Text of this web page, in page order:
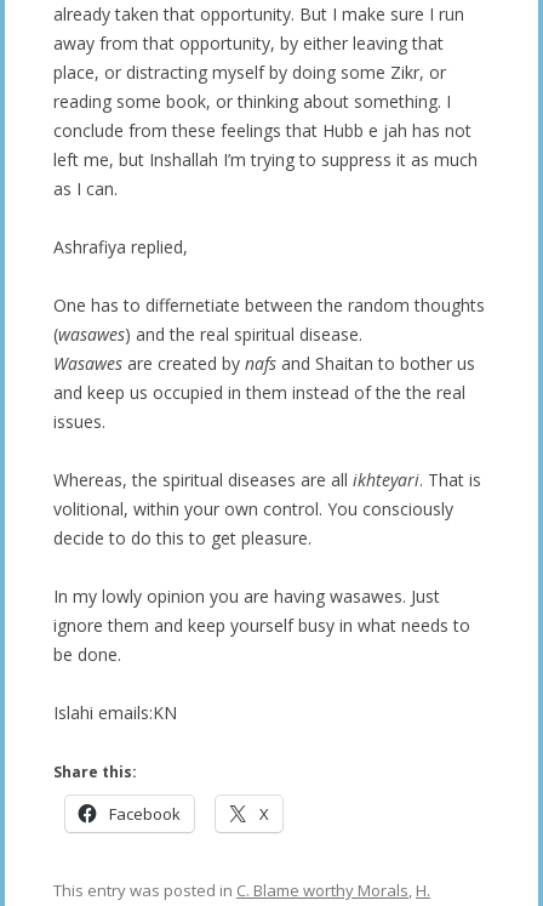
already taken that opportunity. But I make sure I run
away from that opportunity, by either leaving that
place, or distracting myself by doing some Zikr, or
reading some book, or thinking about something. I
conclude from these feelings that Hubb e jah has not
left me, but Inshallah I’m trying to suppress it as much
as I can.
Ashrafiya replied,
One has to differnetiate between the random thoughts
(wasawes) and the real spiritual disease.
Wasawes are created by nafs and Shaitan to bother us
and keep us occupied in them instead of the the real
issues.
Whereas, the spiritual diseases are all ikhteyari. That is
volitional, within your own control. You consciously
decide to do this to get pleasure.
In my lowly opinion you are having wasawes. Just
ignore them and keep yourself busy in what needs to
be done.
Islahi emails:KN
Share this:
Facebook X
This entry was posted in C. Blame worthy Morals, H.